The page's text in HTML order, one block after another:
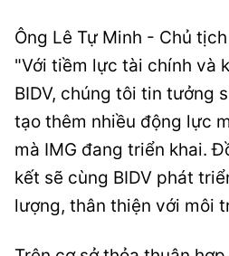
Ông Lê Tự Minh - Chủ
"Với tiềm lực tài chính và
BIDV, chúng tôi tin tưởng
tạo thêm nhiều động lực
mà IMG đang triển khai.
kết sẽ cùng BIDV phát
lượng, thân thiện với môi